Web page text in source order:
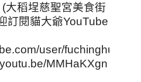
大稻埕慈聖宮美食街
訂閱貓大爺YouTube
user/fuchinghui
MMHaKXgn